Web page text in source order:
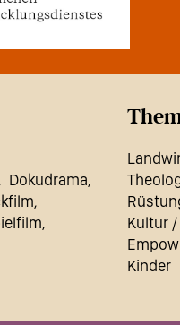
Dokudrama
Kultur
Kinder